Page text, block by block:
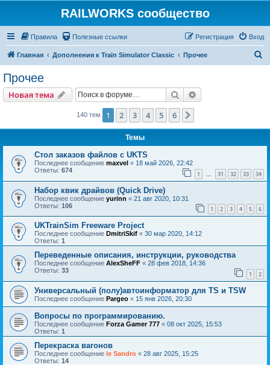
RAILWORKS сообщество
Правила Полезные ссылки Вход
Регистрация
Главная Дополнения к Train Simulator Classic Прочее
Прочее
Новая тема Поиск
140 тем 1 2 3 4 5 6
Темы
Стол заказов файлов с UKTS
Последнее сообщение maxvel « 18 май 2026, 22:42
Ответы: 674 1 … 31 32 33 34
Набор квик драйвов (Quick Drive)
Последнее сообщение yurinn « 21 авг 2020, 10:31
Ответы: 106 1 2 3 4 5 6
UKTrainSim Freeware Project
Последнее сообщение DmitriSkif « 30 мар 2020, 14:12
Ответы: 1
Переведенные описания, инструкции, руководства
Последнее сообщение AlexSheFF « 28 фев 2018, 14:36
Ответы: 33 1 2
Универсальный (полу)автоинформатор для TS и TSW
Последнее сообщение Pargeo « 15 янв 2026, 20:30
Вопросы по программированию.
Последнее сообщение Forza Gamer 777 « 08 окт 2025, 15:53
Ответы: 1
Перекраска вагонов
Последнее сообщение le Sandro « 28 авг 2025, 15:25
Ответы: 14